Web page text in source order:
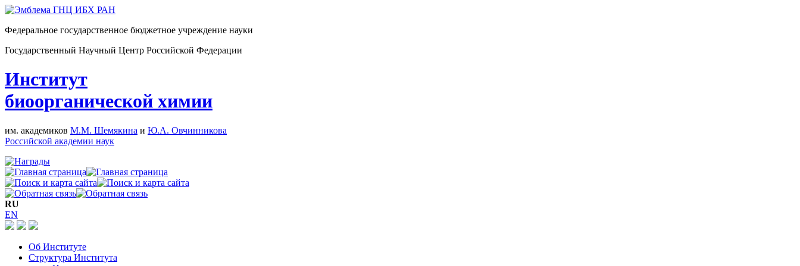
Федеральное государственное бюджетное учреждение науки
Государственный Научный Центр Российской Федерации
Институт
биоорганической химии
им. академиков М.М. Шемякина и Ю.А. Овчинникова
Российской академии наук
RU
EN
Об Институте
Структура Института